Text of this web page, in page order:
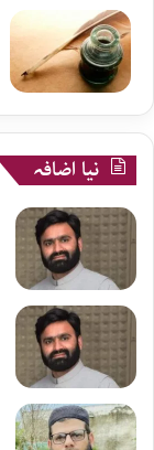
نیا اضافہ